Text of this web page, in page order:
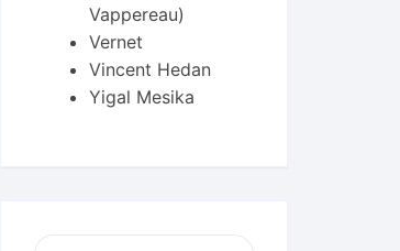
Vappereau)
Vernet
Vincent Hedan
Yigal Mesika